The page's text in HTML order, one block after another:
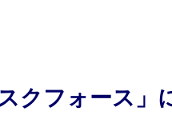
クフォース」